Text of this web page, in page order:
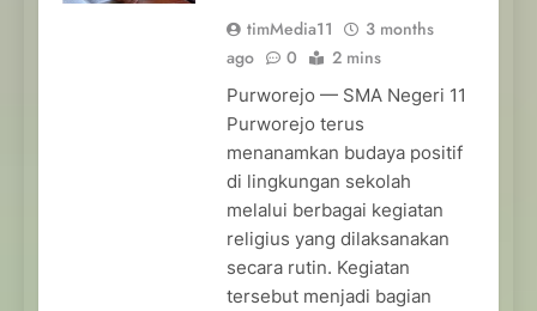
timMedia11
3 months
ago
0 2 mins
Purworejo — SMA Negeri 11
Purworejo terus
menanamkan budaya positif
di lingkungan sekolah
melalui berbagai kegiatan
religius yang dilaksanakan
secara rutin. Kegiatan
tersebut menjadi bagian